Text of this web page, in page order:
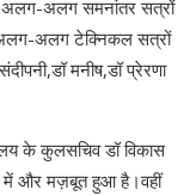
अलग-अलग समनांतर सत्रों
अलग टेक्निकल सत्रों
मनीष,डॉ प्रेरणा
के कुलसचिव डॉ विकास
में और मज़बूत हुआ है।वहीं